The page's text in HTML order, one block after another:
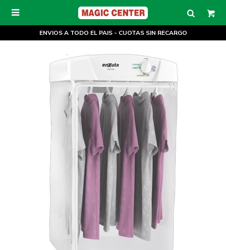

ENVIOS A TODO EL PAIS - CUOTAS SIN RECARGO